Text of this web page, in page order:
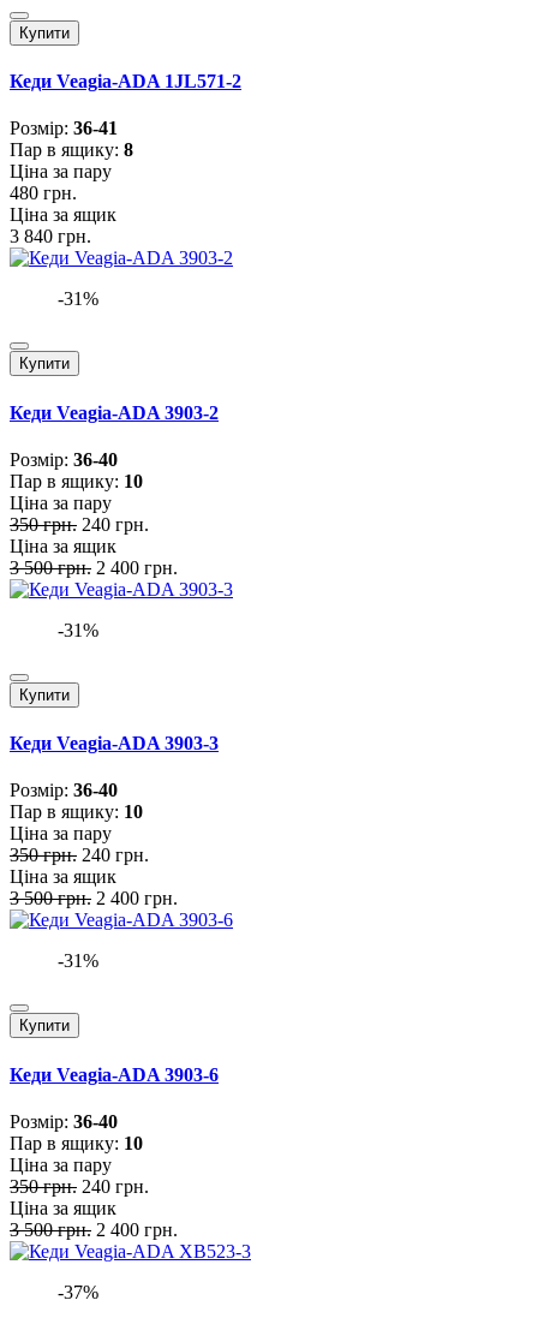
Купити
Кеди Veagia-ADA 1JL571-2
Розмiр: 36-41
Пар в ящику: 8
Ціна за пару
480 грн.
Ціна за ящик
3 840 грн.
-31%
Купити
Кеди Veagia-ADA 3903-2
Розмiр: 36-40
Пар в ящику: 10
Ціна за пару
350 грн. 240 грн.
Ціна за ящик
3 500 грн. 2 400 грн.
-31%
Купити
Кеди Veagia-ADA 3903-3
Розмiр: 36-40
Пар в ящику: 10
Ціна за пару
350 грн. 240 грн.
Ціна за ящик
3 500 грн. 2 400 грн.
-31%
Купити
Кеди Veagia-ADA 3903-6
Розмiр: 36-40
Пар в ящику: 10
Ціна за пару
350 грн. 240 грн.
Ціна за ящик
3 500 грн. 2 400 грн.
-37%